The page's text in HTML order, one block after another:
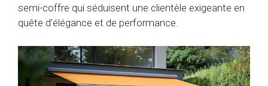
semi-coffre qui séduisent une clientèle exigeante en
quête d’élégance et de performance.